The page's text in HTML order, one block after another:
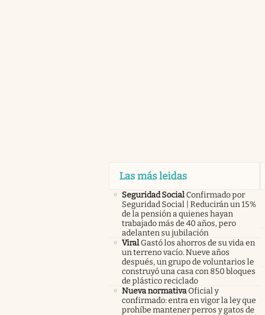
Las más leidas
Seguridad Social Confirmado por
Seguridad Social | Reducirán un 15%
de la pensión a quienes hayan
trabajado más de 40 años, pero
adelanten su jubilación
Viral Gastó los ahorros de su vida en
un terreno vacío. Nueve años
después, un grupo de voluntarios le
construyó una casa con 850 bloques
de plástico reciclado
Nueva normativa Oficial y
confirmado: entra en vigor la ley que
prohíbe mantener perros y gatos de